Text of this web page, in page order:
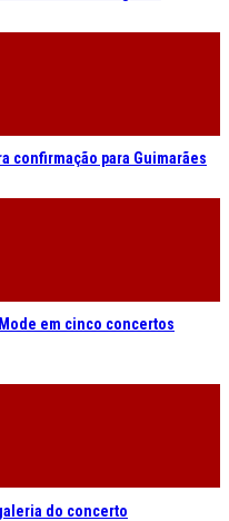
confirmação para Guimarães
em cinco concertos
do concerto